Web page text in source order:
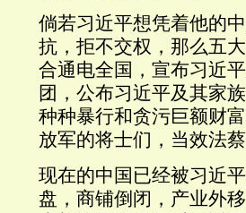
倘若习近平想凭着他的
抗，拒不交权，那么五
合通电全国，宣布习近
团，公布习近平及其家
种种暴行和贪污巨额财
放军的将士们，当效法
现在的中国已经被习近
盘，商铺倒闭，产业外